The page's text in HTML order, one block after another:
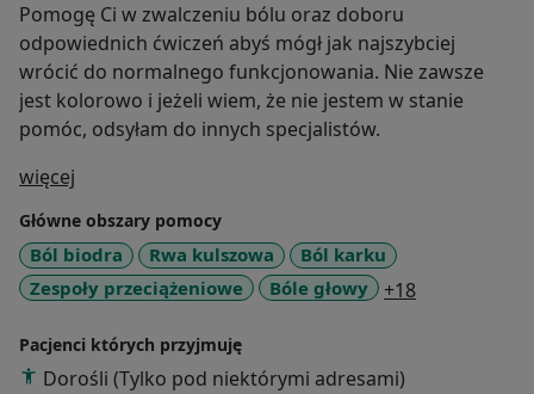
Pomogę Ci w zwalczeniu bólu oraz doboru
odpowiednich ćwiczeń abyś mógł jak najszybciej
wrócić do normalnego funkcjonowania. Nie zawsze
jest kolorowo i jeżeli wiem, że nie jestem w stanie
pomóc, odsyłam do innych specjalistów.
więcej
Główne obszary pomocy
Ból biodra Rwa kulszowa
Ból karku
Zespoły przeciążeniowe
Bóle głowy +18
Pacjenci których przyjmuję
Dorośli (Tylko pod niektórymi adresami)